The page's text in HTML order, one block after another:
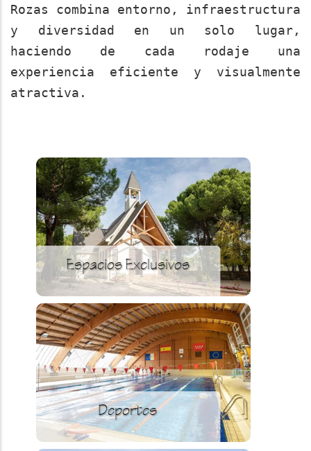
Rozas combina entorno, infraestructura
y diversidad en un solo lugar,
haciendo de cada rodaje una
experiencia eficiente y visualmente
atractiva.
Espacios Exclusivos
Deportes